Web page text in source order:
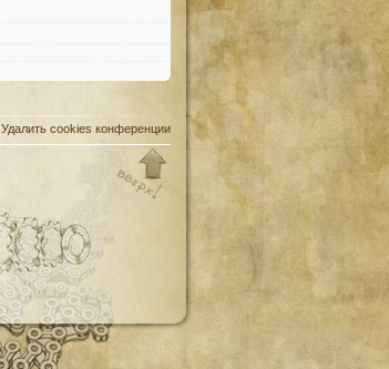
Удалить cookies конференции